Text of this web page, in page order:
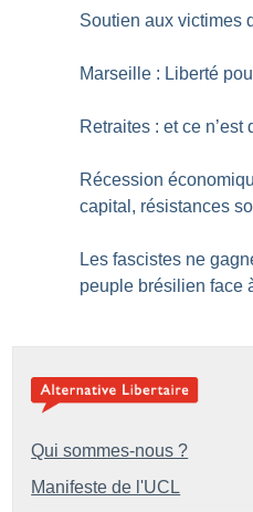
Soutien aux victimes
Marseille : Liberté
Retraites : et ce n’est
Récession
capital, résistances
Les fascistes ne
peuple brésilien face
Qui sommes-nous ?
Manifeste de l'UCL